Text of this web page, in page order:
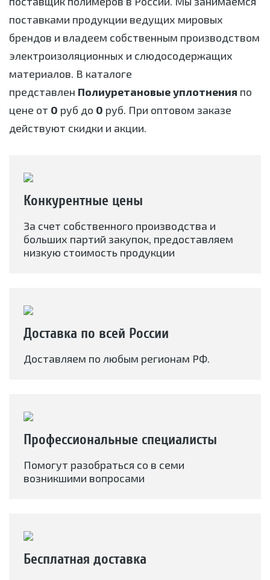
поставками продукции ведущих мировых
брендов и владеем собственным производством
электроизоляционных и слюдосодержащих
материалов. В каталоге
представлен Полиуретановые уплотнения по
цене от 0 руб до 0 руб. При оптовом заказе
действуют скидки и акции.
Конкурентные цены
За счет собственного производства и
больших партий закупок, предоставляем
низкую стоимость продукции
Доставка по всей России
Доставляем по любым регионам РФ.
Профессиональные специалисты
Помогут разобраться со в семи
возникшими вопросами
Бесплатная доставка